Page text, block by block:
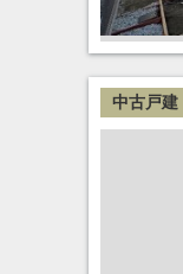
中古戸建